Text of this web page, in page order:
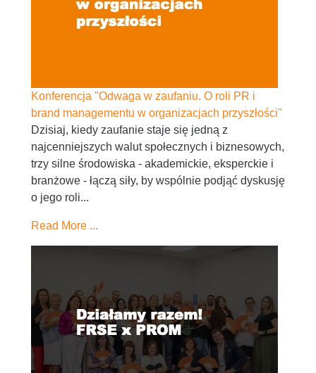
Konferencja "Odwaga w zaufaniu. O roli PR i
brand managementu w organizacjach przyszłości"
Dzisiaj, kiedy zaufanie staje się jedną z
najcenniejszych walut społecznych i biznesowych,
trzy silne środowiska - akademickie, eksperckie i
branżowe - łączą siły, by wspólnie podjąć dyskusję
o jego roli...
Read More ...